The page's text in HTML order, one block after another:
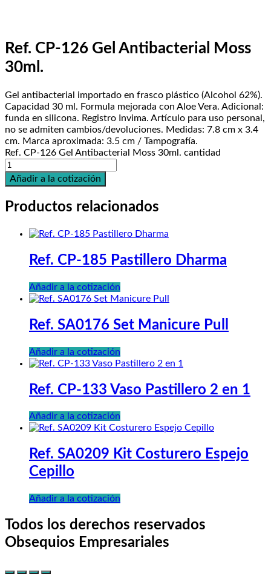
Ref. CP-126 Gel Antibacterial Moss
30ml.
Gel antibacterial importado en frasco plástico (Alcohol 62%).
Capacidad 30 ml. Formula mejorada con Aloe Vera. Adicional:
funda en silicona. Registro Invima. Artículo para uso personal,
no se admiten cambios/devoluciones. Medidas: 7.8 cm x 3.4
cm. Marca aproximada: 3.5 cm / Tampografía.
Ref. CP-126 Gel Antibacterial Moss 30ml. cantidad
Añadir a la cotización
Productos relacionados
Ref. CP-185 Pastillero Dharma
Añadir a la cotización
Ref. SA0176 Set Manicure Pull
Añadir a la cotización
Ref. CP-133 Vaso Pastillero 2 en 1
Añadir a la cotización
Ref. SA0209 Kit Costurero Espejo
Cepillo
Añadir a la cotización
Todos los derechos reservados
Obsequios Empresariales